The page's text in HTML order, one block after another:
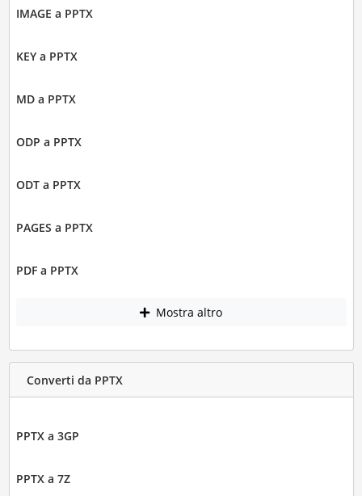
IMAGE a PPTX
KEY a PPTX
MD a PPTX
ODP a PPTX
ODT a PPTX
PAGES a PPTX
PDF a PPTX
Mostra altro
Converti da PPTX
PPTX a 3GP
PPTX a 7Z